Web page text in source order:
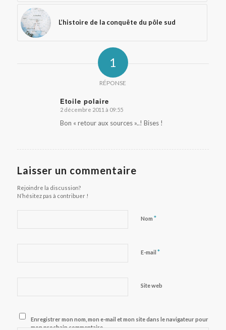
L’histoire de la conquête du pôle sud
1
RÉPONSE
Etoile polaire
dit
2 décembre 2011 à 09:55
Bon « retour aux sources »..! Bises !
Laisser un commentaire
Rejoindre la discussion?
N’hésitez pas à contribuer !
Nom *
E-mail *
Site web
Enregistrer mon nom, mon e-mail et mon site dans le navigateur pour
mon prochain commentaire.